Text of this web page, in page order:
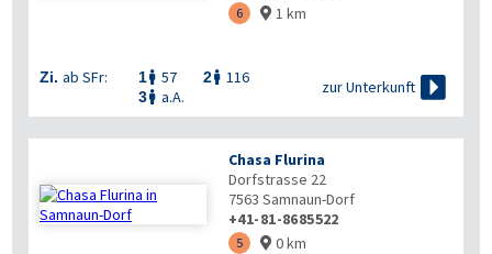
6  1 km
Zi. ab SFr: 1 57 2 116
3 a.A.
zur Unterkunft 
Chasa Flurina
Dorfstrasse 22
7563 Samnaun-Dorf
+41-81-8685522
5  0 km